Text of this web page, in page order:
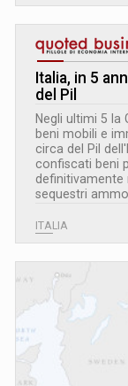
Italia, in 5
del Pil
Negli ultimi 5 la
beni mobili e
circa del Pil
confiscati beni
definitivamente
sequestri
ITALIA